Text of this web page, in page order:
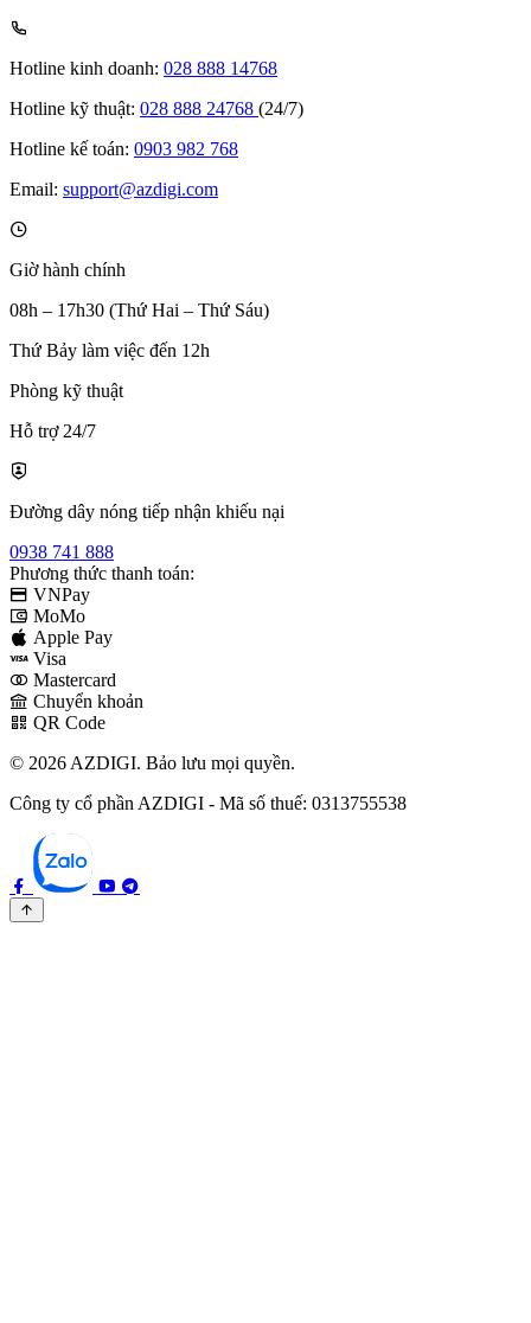
Hotline kinh doanh: 028 888 14768
Hotline kỹ thuật: 028 888 24768 (24/7)
Hotline kế toán: 0903 982 768
Email: support@azdigi.com
Giờ hành chính
08h – 17h30 (Thứ Hai – Thứ Sáu)
Thứ Bảy làm việc đến 12h
Phòng kỹ thuật
Hỗ trợ 24/7
Đường dây nóng tiếp nhận khiếu nại
0938 741 888
Phương thức thanh toán:
VNPay
MoMo
Apple Pay
Visa
Mastercard
Chuyển khoản
QR Code
© 2026 AZDIGI. Bảo lưu mọi quyền.
Công ty cổ phần AZDIGI - Mã số thuế: 0313755538